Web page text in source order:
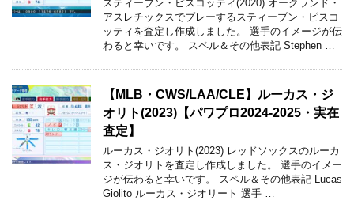
スティーブン・ピスコッティ(2020) オークランド・
アスレチックスでプレーするスティーブン・ピスコ
ッティを査定し作成しました。 選手のイメージが伝
わると幸いです。 スペル＆その他表記 Stephen …
【MLB・CWS/LAA/CLE】ルーカス・ジ
オリト(2023)【パワプロ2024-2025・実在
査定】
ルーカス・ジオリト(2023) レッドソックスのルーカ
ス・ジオリトを査定し作成しました。 選手のイメー
ジが伝わると幸いです。 スペル＆その他表記 Lucas
Giolito ルーカス・ジオリート 選手 …